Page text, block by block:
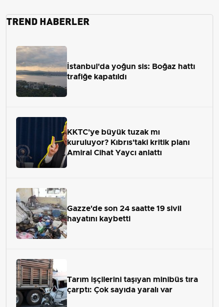
TREND HABERLER
İstanbul'da yoğun sis: Boğaz hattı
trafiğe kapatıldı
KKTC'ye büyük tuzak mı
kuruluyor? Kıbrıs'taki kritik planı
Amiral Cihat Yaycı anlattı
Gazze'de son 24 saatte 19 sivil
hayatını kaybetti
Tarım işçilerini taşıyan minibüs tıra
çarptı: Çok sayıda yaralı var